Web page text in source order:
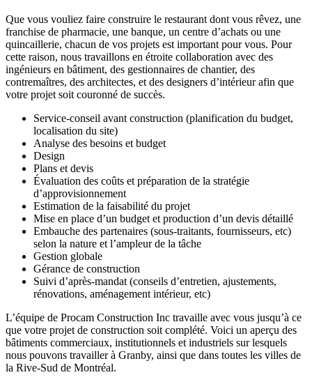
Que vous vouliez faire construire le restaurant dont vous rêvez, une
franchise de pharmacie, une banque, un centre d’achats ou une
quincaillerie, chacun de vos projets est important pour vous. Pour
cette raison, nous travaillons en étroite collaboration avec des
ingénieurs en bâtiment, des gestionnaires de chantier, des
contremaîtres, des architectes, et des designers d’intérieur afin que
votre projet soit couronné de succès.
Service-conseil avant construction (planification du budget,
localisation du site)
Analyse des besoins et budget
Design
Plans et devis
Évaluation des coûts et préparation de la stratégie
d’approvisionnement
Estimation de la faisabilité du projet
Mise en place d’un budget et production d’un devis détaillé
Embauche des partenaires (sous-traitants, fournisseurs, etc)
selon la nature et l’ampleur de la tâche
Gestion globale
Gérance de construction
Suivi d’après-mandat (conseils d’entretien, ajustements,
rénovations, aménagement intérieur, etc)
L’équipe de Procam Construction Inc travaille avec vous jusqu’à ce
que votre projet de construction soit complété. Voici un aperçu des
bâtiments commerciaux, institutionnels et industriels sur lesquels
nous pouvons travailler à Granby, ainsi que dans toutes les villes de
la Rive-Sud de Montréal.